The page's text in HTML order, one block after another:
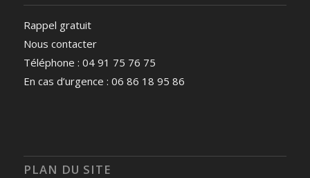
Rappel gratuit
Nous contacter
Téléphone : 04 91 75 76 75
En cas d’urgence : 06 86 18 95 86
PLAN DU SITE